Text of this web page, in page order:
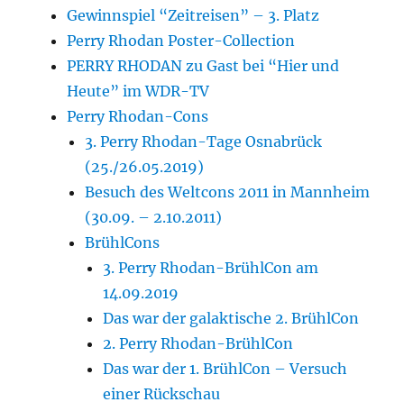
Gewinnspiel “Zeitreisen” – 3. Platz
Perry Rhodan Poster-Collection
PERRY RHODAN zu Gast bei “Hier und
Heute” im WDR-TV
Perry Rhodan-Cons
3. Perry Rhodan-Tage Osnabrück
(25./26.05.2019)
Besuch des Weltcons 2011 in Mannheim
(30.09. – 2.10.2011)
BrühlCons
3. Perry Rhodan-BrühlCon am
14.09.2019
Das war der galaktische 2. BrühlCon
2. Perry Rhodan-BrühlCon
Das war der 1. BrühlCon – Versuch
einer Rückschau